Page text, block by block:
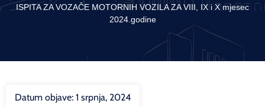
ISPITA ZA VOZAČE MOTORNIH VOZILA ZA VIII, IX i X mjesec
2024.godine
Datum objave: 1 srpnja, 2024